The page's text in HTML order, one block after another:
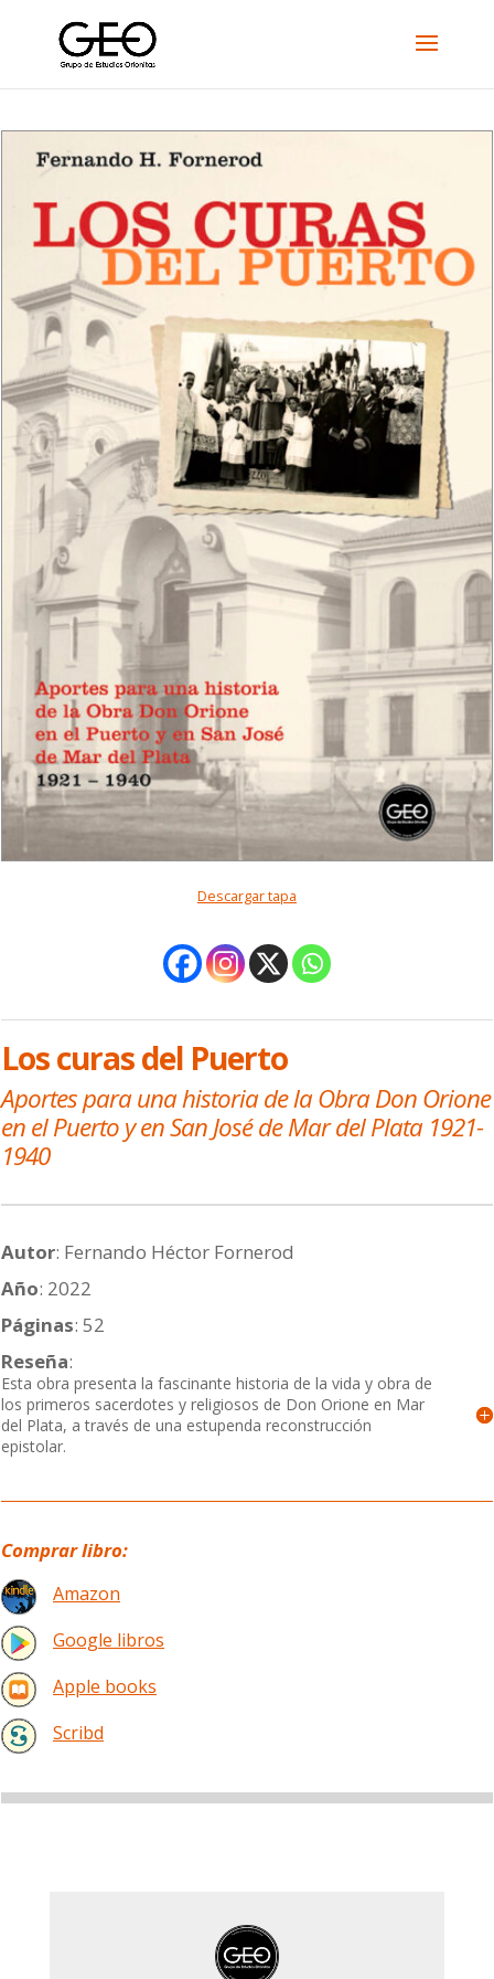
Descargar tapa
Los curas del Puerto
Aportes para una historia de la Obra Don Orione
en el Puerto y en San José de Mar del Plata 1921-
1940
Autor: Fernando Héctor Fornerod
Año: 2022
Páginas: 52
Reseña:
Esta obra presenta la fascinante historia de la vida y obra de
los primeros sacerdotes y religiosos de Don Orione en Mar
del Plata, a través de una estupenda reconstrucción
epistolar.
Comprar libro:
Amazon
Google libros
Apple books
Scribd